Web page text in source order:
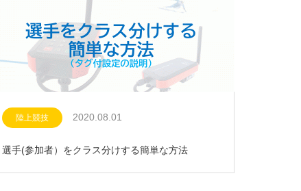
陸上競技 2020.08.01
選手(参加者）をクラス分けする簡単な方法